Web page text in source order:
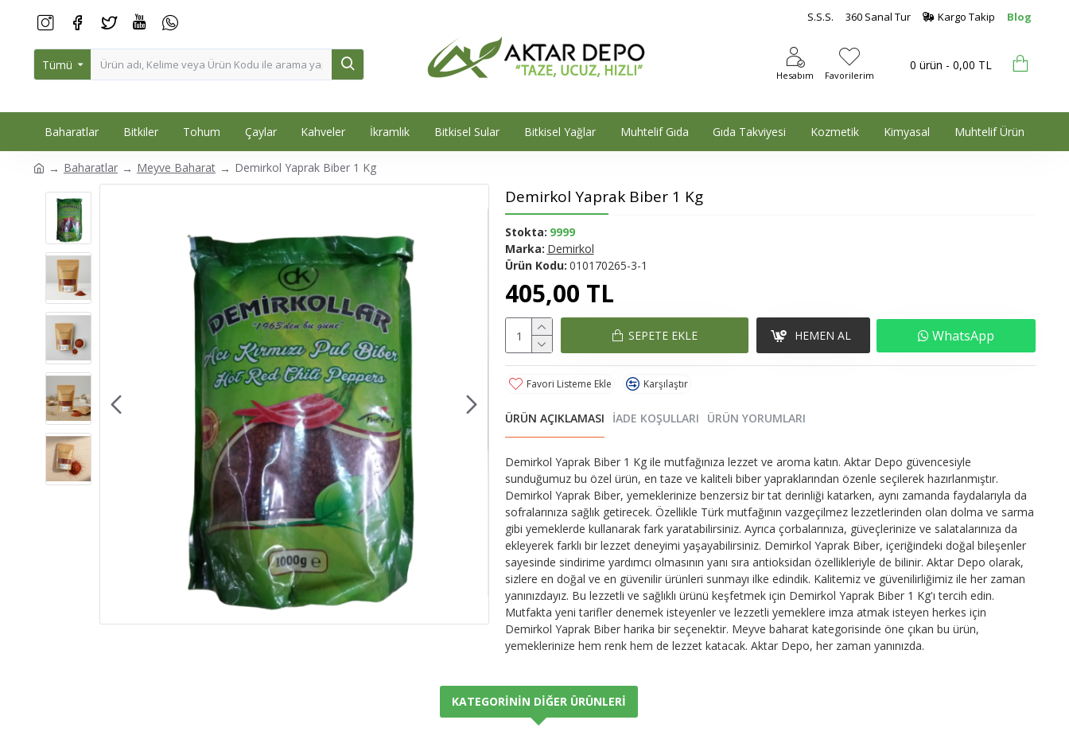
S.S.S. 360 Sanal Tur Kargo Takip Blog
Tümü
Hesabım Favorilerim
0 ürün - 0,00 TL
Baharatlar Bitkiler Tohum Çaylar Kahveler İkramlık Bitkisel Sular Bitkisel Yağlar Muhtelif Gıda Gıda Takviyesi Kozmetik Kimyasal Muhtelif Ürün
Baharatlar Meyve Baharat Demirkol Yaprak Biber 1 Kg
Demirkol Yaprak Biber 1 Kg
405,00 TL
Stokta: 9999
Marka: Demirkol
Ürün Kodu: 010170265-3-1
SEPETE EKLE HEMEN AL WhatsApp
Favori Listeme Ekle Karşılaştır
ÜRÜN AÇIKLAMASI İADE KOŞULLARI ÜRÜN YORUMLARI
Demirkol Yaprak Biber 1 Kg ile mutfağınıza lezzet ve aroma katın. Aktar Depo güvencesiyle
sunduğumuz bu özel ürün, en taze ve kaliteli biber yapraklarından özenle seçilerek hazırlanmıştır.
Demirkol Yaprak Biber, yemeklerinize benzersiz bir tat derinliği katarken, aynı zamanda faydalarıyla da
sofralarınıza sağlık getirecek. Özellikle Türk mutfağının vazgeçilmez lezzetlerinden olan dolma ve sarma
gibi yemeklerde kullanarak fark yaratabilirsiniz. Ayrıca çorbalarınıza, güveçlerinize ve salatalarınıza da
ekleyerek farklı bir lezzet deneyimi yaşayabilirsiniz. Demirkol Yaprak Biber, içeriğindeki doğal bileşenler
sayesinde sindirime yardımcı olmasının yanı sıra antioksidan özellikleriyle de bilinir. Aktar Depo olarak,
sizlere en doğal ve en güvenilir ürünleri sunmayı ilke edindik. Kalitemiz ve güvenilirliğimiz ile her zaman
yanınızdayız. Bu lezzetli ve sağlıklı ürünü keşfetmek için Demirkol Yaprak Biber 1 Kg'ı tercih edin.
Mutfakta yeni tarifler denemek isteyenler ve lezzetli yemeklere imza atmak isteyen herkes için
Demirkol Yaprak Biber harika bir seçenektir. Meyve baharat kategorisinde öne çıkan bu ürün,
yemeklerinize hem renk hem de lezzet katacak. Aktar Depo, her zaman yanınızda.
KATEGORININ DIĞER ÜRÜNLERI